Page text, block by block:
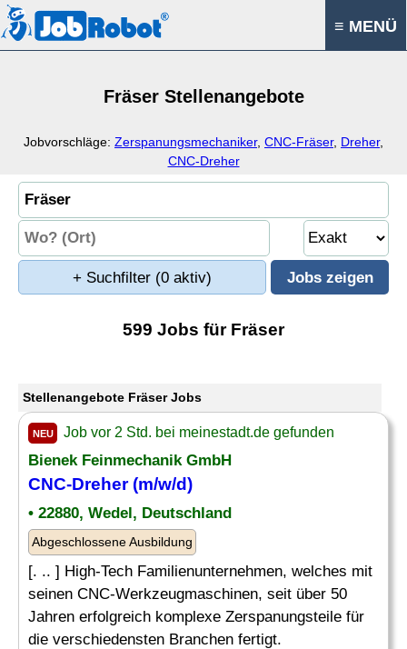
≡ MENÜ
Fräser Stellenangebote
Jobvorschläge: Zerspanungsmechaniker, CNC-Fräser, Dreher,
CNC-Dreher
+ Suchfilter (0 aktiv)
599 Jobs für Fräser
Stellenangebote Fräser Jobs
NEU Job vor 2 Std. bei meinestadt.de gefunden
Bienek Feinmechanik GmbH
CNC-Dreher (m/w/d)
• 22880, Wedel, Deutschland
Abgeschlossene Ausbildung
[. .. ] High-Tech Familienunternehmen, welches mit
seinen CNC-Werkzeugmaschinen, seit über 50
Jahren erfolgreich komplexe Zerspanungsteile für
die verschiedensten Branchen fertigt.